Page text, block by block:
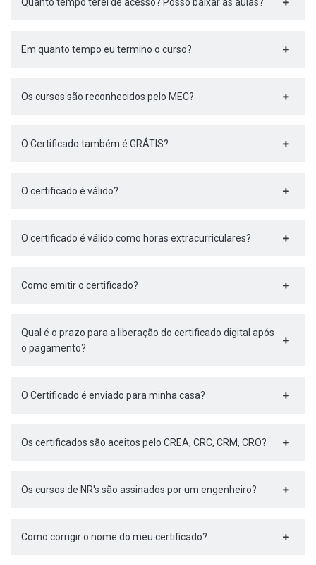
Em quanto tempo eu termino o curso?
Os cursos são reconhecidos pelo MEC?
O Certificado também é GRÁTIS?
O certificado é válido?
O certificado é válido como horas extracurriculares?
Como emitir o certificado?
Qual é o prazo para a liberação do certificado digital após
o pagamento?
O Certificado é enviado para minha casa?
Os certificados são aceitos pelo CREA, CRC, CRM, CRO?
Os cursos de NR's são assinados por um engenheiro?
Como corrigir o nome do meu certificado?